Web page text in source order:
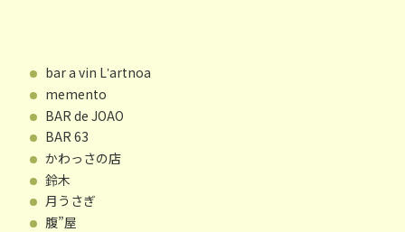
bar a vin Lʼartnoa
memento
BAR de JOAO
BAR 63
かわっさの店
鈴木
月うさぎ
腹”屋